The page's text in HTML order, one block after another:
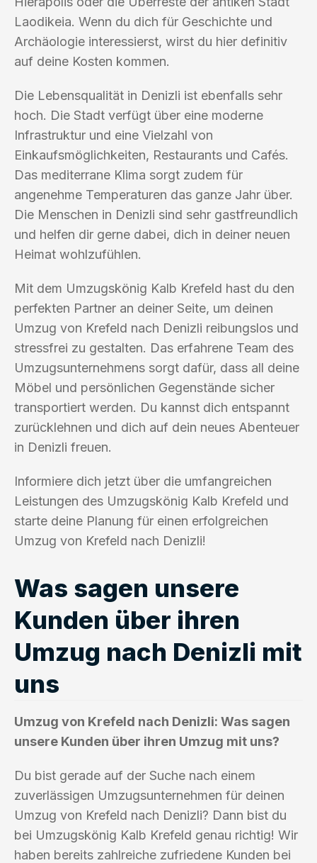
Laodikeia. Wenn du dich für Geschichte und
Archäologie interessierst, wirst du hier definitiv
auf deine Kosten kommen.
Die Lebensqualität in Denizli ist ebenfalls sehr
hoch. Die Stadt verfügt über eine moderne
Infrastruktur und eine Vielzahl von
Einkaufsmöglichkeiten, Restaurants und Cafés.
Das mediterrane Klima sorgt zudem für
angenehme Temperaturen das ganze Jahr über.
Die Menschen in Denizli sind sehr gastfreundlich
und helfen dir gerne dabei, dich in deiner neuen
Heimat wohlzufühlen.
Mit dem Umzugskönig Kalb Krefeld hast du den
perfekten Partner an deiner Seite, um deinen
Umzug von Krefeld nach Denizli reibungslos und
stressfrei zu gestalten. Das erfahrene Team des
Umzugsunternehmens sorgt dafür, dass all deine
Möbel und persönlichen Gegenstände sicher
transportiert werden. Du kannst dich entspannt
zurücklehnen und dich auf dein neues Abenteuer
in Denizli freuen.
Informiere dich jetzt über die umfangreichen
Leistungen des Umzugskönig Kalb Krefeld und
starte deine Planung für einen erfolgreichen
Umzug von Krefeld nach Denizli!
Was sagen unsere
Kunden über ihren
Umzug nach Denizli mit
uns
Umzug von Krefeld nach Denizli: Was sagen
unsere Kunden über ihren Umzug mit uns?
Du bist gerade auf der Suche nach einem
zuverlässigen Umzugsunternehmen für deinen
Umzug von Krefeld nach Denizli? Dann bist du
bei Umzugskönig Kalb Krefeld genau richtig! Wir
haben bereits zahlreiche zufriedene Kunden bei